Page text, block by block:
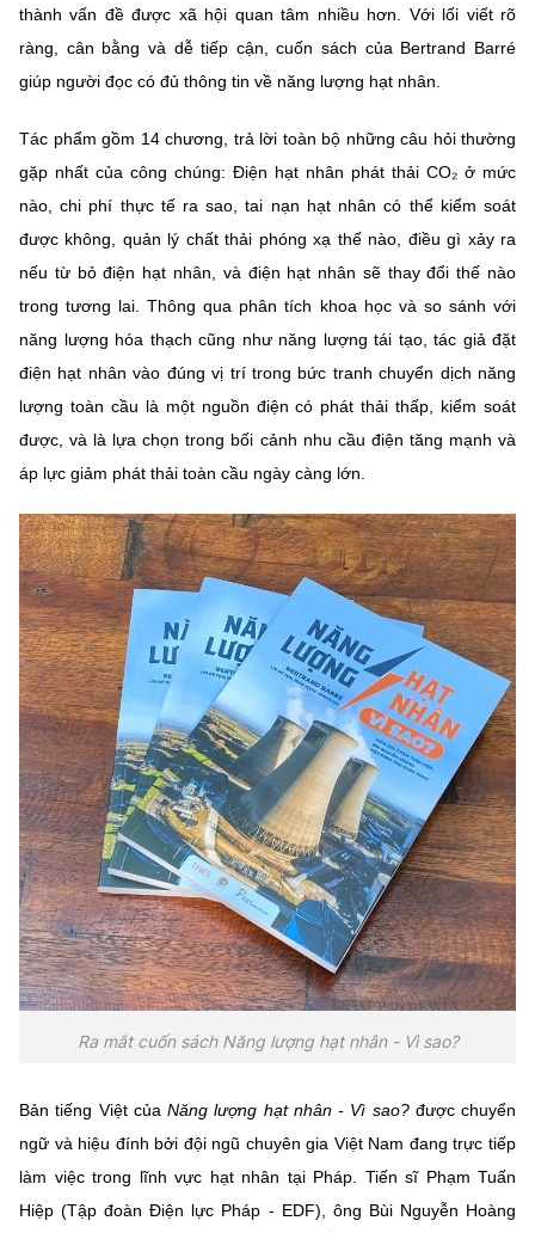
Tin địa phương
Sở hữu trí tuệ
Tiêu chuẩn, đo lường, chất lượng
Năng lượng nguyên tử
Voice
Nhiệm vụ trọng tâm
Chọn ngôn ngữ
Vietnamese English
MINISTRY OF SCIENCE AND TECHNOLOGY
Chịu trách nhiệm nội dung: Nguyễn Thị Hải Hằng
Giám đốc Trung tâm Truyền thông Khoa học và Công nghệ.
Liên hệ
Địa chỉ: Ban Biên tập Cổng TTĐT - 18 Nguyễn Du, TP. Hà Nội
Điện thoại: 024 3936 9506
Email:stc@mst.gov.vn
©2026 Bản quyền thuộc Bộ Khoa Học và Công Nghệ
(Ghi rõ nguồn "https://mst.gov.vn" khi phát hành lại thông tin từ
website này)
thành vấn đề được xã hội quan tâm nhiều hơn. Với lối viết rõ
ràng, cân bằng và dễ tiếp cận, cuốn sách của Bertrand Barré
giúp người đọc có đủ thông tin về năng lượng hạt nhân.
Tác phẩm gồm 14 chương, trả lời toàn bộ những câu hỏi thường
gặp nhất của công chúng: Điện hạt nhân phát thải CO₂ ở mức
nào, chi phí thực tế ra sao, tai nạn hạt nhân có thể kiểm soát
được không, quản lý chất thải phóng xạ thế nào, điều gì xảy ra
nếu từ bỏ điện hạt nhân, và điện hạt nhân sẽ thay đổi thế nào
trong tương lai. Thông qua phân tích khoa học và so sánh với
năng lượng hóa thạch cũng như năng lượng tái tạo, tác giả đặt
điện hạt nhân vào đúng vị trí trong bức tranh chuyển dịch năng
lượng toàn cầu là một nguồn điện có phát thải thấp, kiểm soát
được, và là lựa chọn trong bối cảnh nhu cầu điện tăng mạnh và
áp lực giảm phát thải toàn cầu ngày càng lớn.
Ra mắt cuốn sách Năng lượng hạt nhân - Vì sao?
Bản tiếng Việt của Năng lượng hạt nhân - Vì sao?được chuyển
ngữ và hiệu đính bởi đội ngũ chuyên gia Việt Nam đang trực tiếp
làm việc trong lĩnh vực hạt nhân tại Pháp. Tiến sĩ Phạm Tuấn
Hiệp (Tập đoàn Điện lực Pháp - EDF), ông Bùi Nguyễn Hoàng